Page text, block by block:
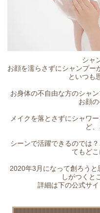
シャ
お顔を濡らさずにシャンプー
といつも
お身体の不自由な方のシャ
お顔
メイクを落とさずにシャワ
ど
シーンで活躍できるのでは
てもどこ
2020年3月になって創ろう
しがつくと
詳細は下の公式サ